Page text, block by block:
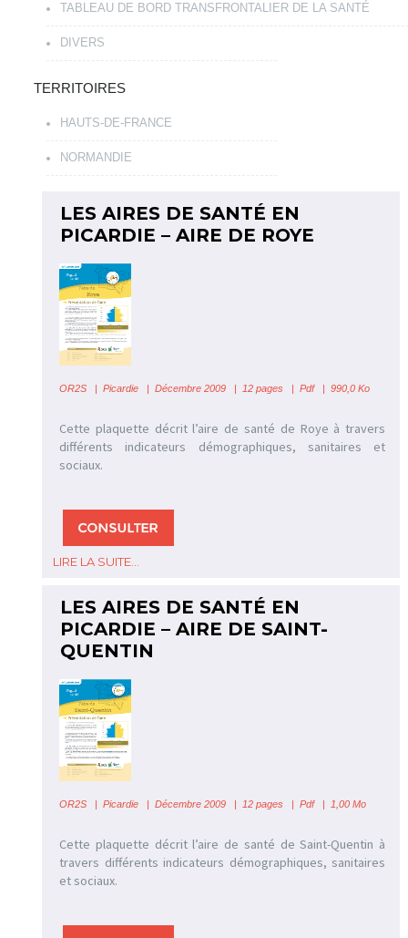
TABLEAU DE BORD TRANSFRONTALIER DE LA SANTÉ
DIVERS
TERRITOIRES
HAUTS-DE-FRANCE
NORMANDIE
LES AIRES DE SANTÉ EN
PICARDIE – AIRE DE ROYE
OR2S |Picardie | Décembre 2009 | 12 pages | Pdf | 990,0 Ko
Cette plaquette décrit l’aire de santé de Roye à travers
différents indicateurs démographiques, sanitaires et
sociaux.
LIRE LA SUITE...
LES AIRES DE SANTÉ EN
PICARDIE – AIRE DE SAINT-
QUENTIN
OR2S |Picardie | Décembre 2009 | 12 pages | Pdf | 1,00 Mo
Cette plaquette décrit l’aire de santé de Saint-Quentin à
travers différents indicateurs démographiques, sanitaires
et sociaux.